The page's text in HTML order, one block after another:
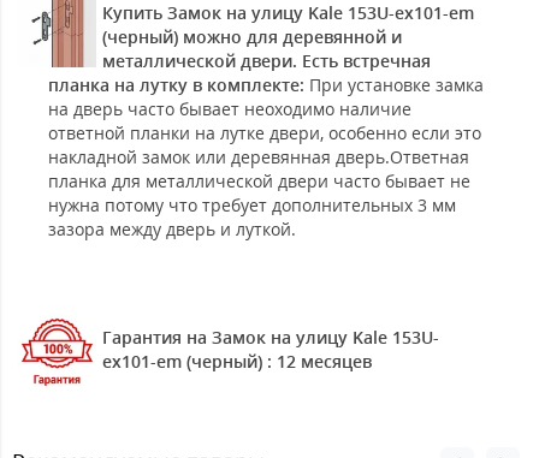
Купить Замок на улицу Kale 153U-ex101-em
(черный) можно для деревянной и
металлической двери. Есть встречная
планка на лутку в комплекте: При установке замка
на дверь часто бывает неоходимо наличие
ответной планки на лутке двери, особенно если это
накладной замок или деревянная дверь.Ответная
планка для металлической двери часто бывает не
нужна потому что требует дополнительных 3 мм
зазора между дверь и луткой.
Гарантия на Замок на улицу Kale 153U-
ex101-em (черный) : 12 месяцев